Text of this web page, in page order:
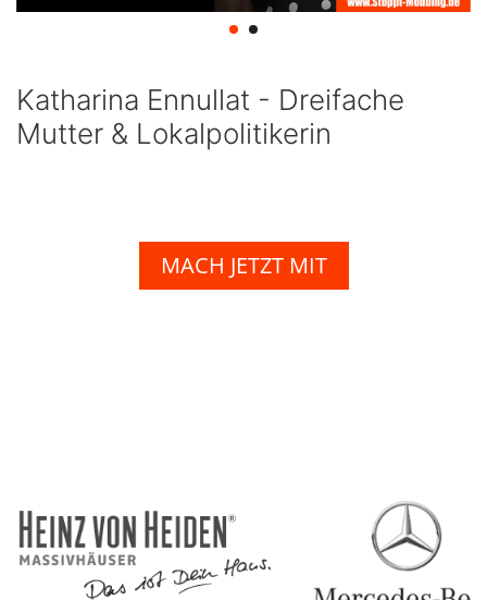
Katharina Ennullat - Dreifache
Mutter & Lokalpolitikerin
MACH JETZT MIT